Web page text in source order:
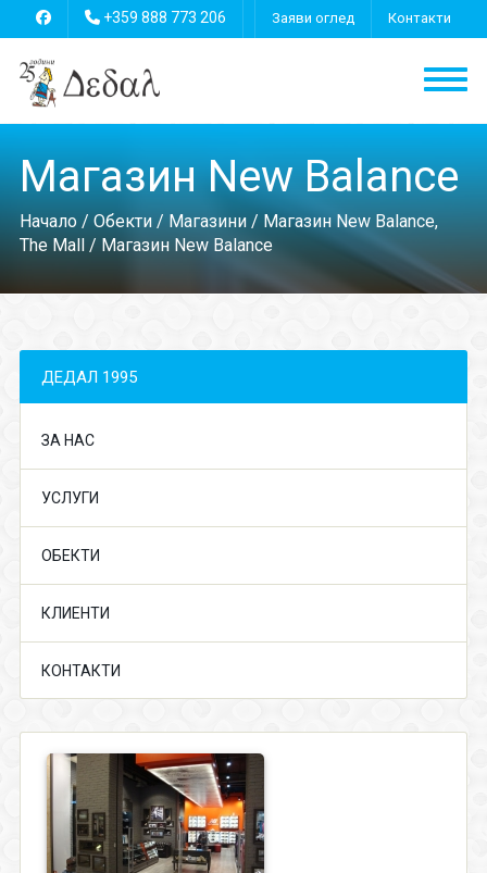
+359 888 773 206 Заяви оглед Контакти
Магазин New Balance
Начало/ Обекти/ Магазини/ Магазин New Balance,
The Mall/ Магазин New Balance
ДЕДАЛ 1995
ЗА НАС
УСЛУГИ
ОБЕКТИ
КЛИЕНТИ
КОНТАКТИ